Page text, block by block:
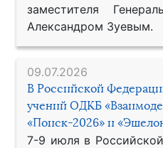
заместителя
Александром Зуевым.
09.07.2026
В Российской
учений ОДКБ
«Поиск-2026» и
7-9 июля в